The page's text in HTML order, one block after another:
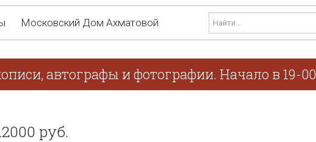
Московский Дом Ахматовой
автографы и фотографии. Начало в 19-00
руб.